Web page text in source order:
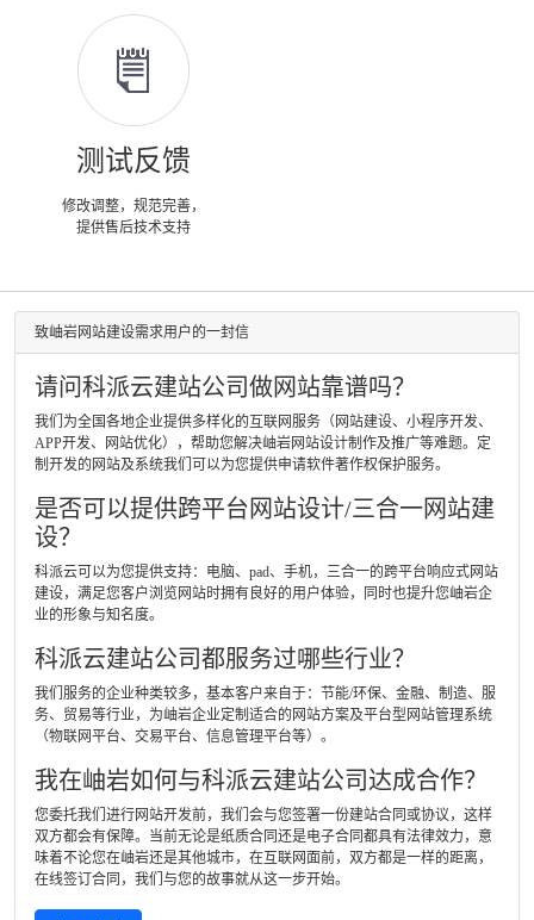
测试反馈
修改调整，规范完善，
提供售后技术支持
致岫岩网站建设需求用户的一封信
请问科派云建站公司做网站靠谱吗？
我们为全国各地企业提供多样化的互联网服务（网站建设、小程序开发、
APP开发、网站优化），帮助您解决岫岩网站设计制作及推广等难题。定
制开发的网站及系统我们可以为您提供申请软件著作权保护服务。
是否可以提供跨平台网站设计/三合一网站建
设？
科派云可以为您提供支持：电脑、pad、手机，三合一的跨平台响应式网站
建设，满足您客户浏览网站时拥有良好的用户体验，同时也提升您岫岩企
业的形象与知名度。
科派云建站公司都服务过哪些行业？
我们服务的企业种类较多，基本客户来自于：节能/环保、金融、制造、服
务、贸易等行业，为岫岩企业定制适合的网站方案及平台型网站管理系统
（物联网平台、交易平台、信息管理平台等）。
我在岫岩如何与科派云建站公司达成合作？
您委托我们进行网站开发前，我们会与您签署一份建站合同或协议，这样
双方都会有保障。当前无论是纸质合同还是电子合同都具有法律效力，意
味着不论您在岫岩还是其他城市，在互联网面前，双方都是一样的距离，
在线签订合同，我们与您的故事就从这一步开始。